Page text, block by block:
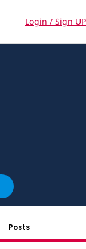
Login / Sign UP
Posts